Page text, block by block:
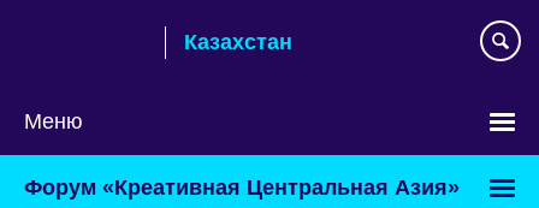
Казахстан
Меню
язык
Форум «Креативная Центральная Азия»